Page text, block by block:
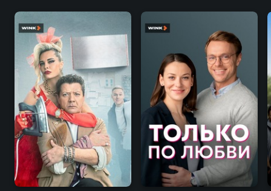
7.6